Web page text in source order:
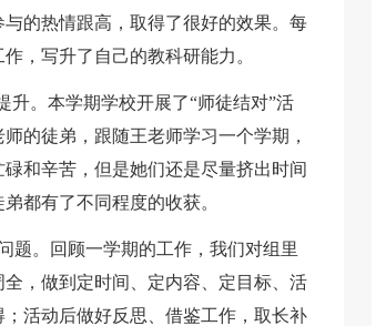
的热情跟高，取得了很好的效果。每
，写升了自己的教科研能力。
升。本学期学校开展了“师徒结对”活
的徒弟，跟随王老师学习一个学期，
和辛苦，但是她们还是尽量挤出时间
都有了不同程度的收获。
题。回顾一学期的工作，我们对组里
，做到定时间、定内容、定目标、活
活动后做好反思、借鉴工作，取长补